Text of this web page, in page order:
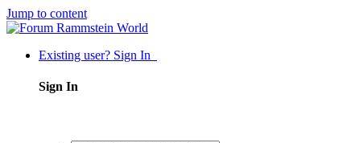
Jump to content
Existing user? Sign In
Sign In